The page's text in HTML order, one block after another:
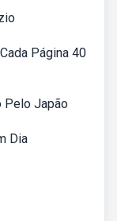
Página 40
Pelo Japão
Dia